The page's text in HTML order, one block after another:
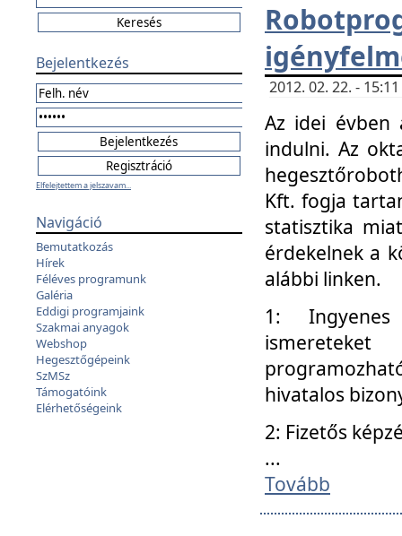
Bejelentkezés
Elfelejtettem a jelszavam...
Navigáció
Bemutatkozás
Hírek
Féléves programunk
Galéria
Eddigi programjaink
Szakmai anyagok
Webshop
Hegesztőgépeink
SzMSz
Támogatóink
Elérhetőségeink
2012. 02. 22. -
Az idei évben
indulni. Az
Kft. fogja
statisztika
érdekelnek a
alábbi linken.
1: Ingyenes
hivatalos
2: Fizetős
...
Tovább